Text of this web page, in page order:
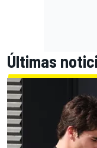
Últimas